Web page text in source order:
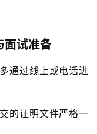
面试准备
通过线上或电话进
的证明文件严格一